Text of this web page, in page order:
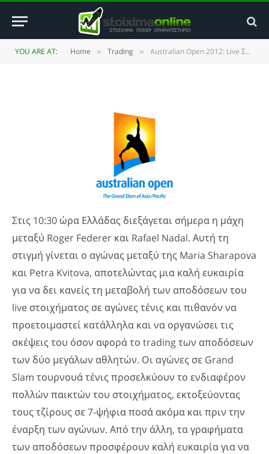
YOU ARE AT: Home » Trading » Australian Open 2012: Live Στοίχημα στο Federer – Nadal
Στοίχημα στο Federer – Nadal
BY JIM MAKOS 26 JANUARY 2012 UPDATED: 25 MAY
3 MINS READ
Στις 10:30 ώρα Ελλάδας διεξάγεται σήμερα η μάχη
μεταξύ Roger Federer και Rafael Nadal. Αυτή τη
στιγμή γίνεται ο αγώνας μεταξύ της Maria Sharapova
και Petra Kvitova, αποτελώντας μια καλή ευκαιρία
για να δει κανείς τη μεταβολή των αποδόσεων του
live στοιχήματος σε αγώνες τένις και πιθανόν να
προετοιμαστεί κατάλληλα και να οργανώσει τις
σκέψεις του όσον αφορά το trading των αποδόσεων
των δύο μεγάλων αθλητών. Οι αγώνες σε Grand
Slam τουρνουά τένις προσελκύουν το ενδιαφέρον
πολλών παικτών του στοιχήματος, εκτοξεύοντας
τους τζίρους σε 7-ψήφια ποσά ακόμα και πριν την
έναρξη των αγώνων. Από την άλλη, τα γραφήματα
των αποδόσεων προσφέρουν καλή ευκαιρία για να